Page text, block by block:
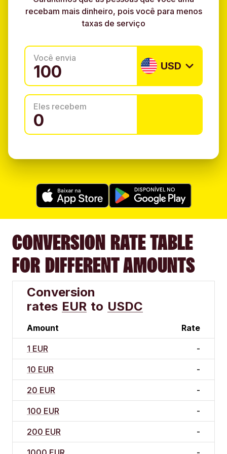
recebam mais dinheiro, pois você para menos
taxas de serviço
Você envia
USD
Eles recebem
CONVERSION RATE TABLE
FOR DIFFERENT AMOUNTS
Conversion
rates EUR to USDC
Amount Rate
1 EUR -
10 EUR -
20 EUR -
100 EUR -
200 EUR -